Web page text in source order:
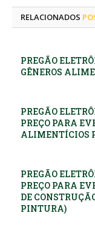
RELACIONADOS
PREGÃO
GÊNEROS
PREGÃO
PREÇO PARA
ALIMENTÍCIOS
PREGÃO
PREÇO PARA
DE
PINTURA)